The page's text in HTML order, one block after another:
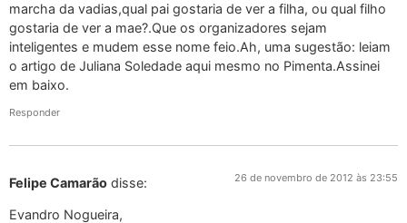
marcha da vadias,qual pai gostaria de ver a filha, ou qual filho
gostaria de ver a mae?.Que os organizadores sejam
inteligentes e mudem esse nome feio.Ah, uma sugestão: leiam
o artigo de Juliana Soledade aqui mesmo no Pimenta.Assinei
em baixo.
Responder
Felipe Camarão disse: 26 de novembro de 2012 às 23:55
Evandro Nogueira,